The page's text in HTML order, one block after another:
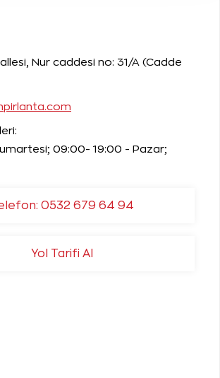
Nur caddesi no: 31/A (Cadde
09:00- 19:00 - Pazar;
0532 679 64 94
Yol Tarifi Al